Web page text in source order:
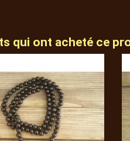
qui ont acheté ce